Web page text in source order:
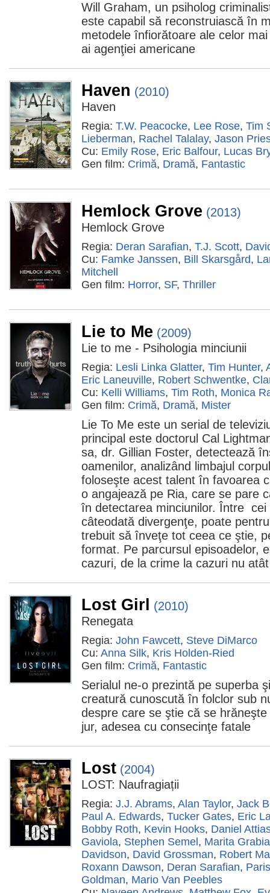
Will Graham, un psiholog
este capabil să reconstruiască în
metodele înfiorătoare ale celor
ai agenţiei americane
Haven (2010)
Haven
Regia: T.W. Peacocke, Lee Rose, Tim
Lieberman, Rachel Talalay, Jason
Cu: Emily Rose, Eric Balfour, Lucas
Gen film: Crimă, Dramă, Fantastic
Hemlock Grove (2013)
Hemlock Grove
Regia: Deran Sarafian, T.J. Scott,
Cu: Famke Janssen, Bill Skarsgård,
Mitchell
Gen film: Horror, SF, Thriller
Lie to Me (2009)
Lie to me - Psihologia minciunii
Regia: Lesli Linka Glatter, Tim Hunter,
Eric Laneuville, Robert Schwentke,
Cu: Kelli Williams, Tim Roth, Monica
Gen film: Crimă, Dramă, Mister
Lie To Me este un serial de
principal este doctorul Cal
sa, dr. Gillian Foster, detectează
oamenilor, analizând limbajul
foloseşte acest talent în favoarea
o angajează pe Ria, care se pare
în detectarea minciunilor. Între cei
câteodată divergenţe, poate
trebuit să înveţe tot ceea ce ştie,
format. Pe parcursul episoadelor,
cazuri, de la crime la cazuri nu
Lost Girl (2010)
Renegata
Regia: John Fawcett, Steve DiMarco
Cu: Anna Silk, Kris Holden-Ried
Gen film: Crimă, Fantastic
Serialul ne-o prezintă pe superba
creatură cunoscută în folclor sub
despre care se ştie că se
jur, adesea cu consecinţe fatale
Lost (2004)
LOST: Naufragiații
Regia: J.J. Abrams, Alan Taylor, Jack
Paul A. Edwards, Tucker Gates, Eric
Bobby Roth, Kevin Hooks, Daniel
Gaviola, Stephen Semel , Marita
Davidson, David Grossman, Robert
Roxann Dawson, Deran Sarafian,
Goldman, Mario Van Peebles